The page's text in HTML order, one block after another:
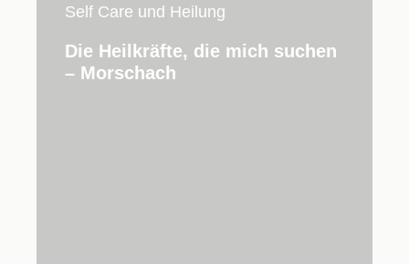
Self Care und Heilung
Die Heilkräfte, die mich suchen
– Morschach